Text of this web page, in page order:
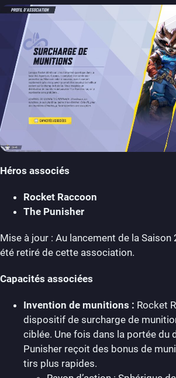
Héros associés
Rocket Raccoon
The Punisher
Mise à jour : Au lancement de la Saison
été retiré de cette association.
Capacités associées
Invention de munitions : Rocket
dispositif de surcharge de
ciblée. Une fois dans la portée du
Punisher reçoit des bonus de
tirs plus rapides.